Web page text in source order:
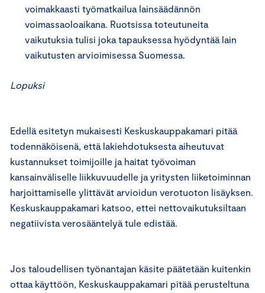
voimakkaasti työmatkailua lainsäädännön
voimassaoloaikana. Ruotsissa toteutuneita
vaikutuksia tulisi joka tapauksessa hyödyntää lain
vaikutusten arvioimisessa Suomessa.
Lopuksi
Edellä esitetyn mukaisesti Keskuskauppakamari pitää
todennäköisenä, että lakiehdotuksesta aiheutuvat
kustannukset toimijoille ja haitat työvoiman
kansainväliselle liikkuvuudelle ja yritysten liiketoiminnan
harjoittamiselle ylittävät arvioidun verotuoton lisäyksen.
Keskuskauppakamari katsoo, ettei nettovaikutuksiltaan
negatiivista verosääntelyä tule edistää.
Jos taloudellisen työnantajan käsite päätetään kuitenkin
ottaa käyttöön, Keskuskauppakamari pitää perusteltuna